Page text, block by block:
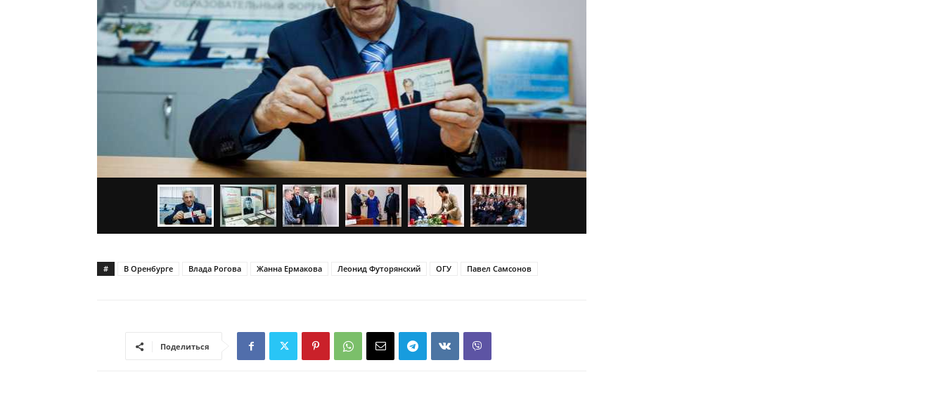
# В Оренбурге Влада Рогова Жанна Ермакова Леонид Футорянский ОГУ Павел Самсонов
Поделиться